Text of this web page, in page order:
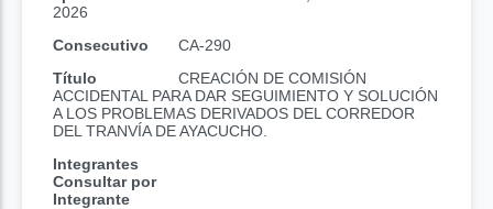
2026
Consecutivo
CA-290
Título
CREACIÓN DE COMISIÓN
ACCIDENTAL PARA DAR SEGUIMIENTO Y SOLUCIÓN
A LOS PROBLEMAS DERIVADOS DEL CORREDOR
DEL TRANVÍA DE AYACUCHO.
Integrantes
Consultar por
Integrante